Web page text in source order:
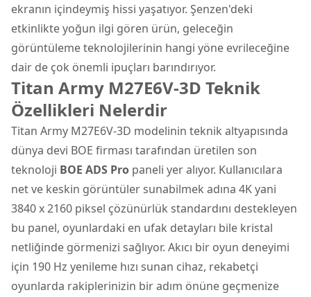
ekranın içindeymiş hissi yaşatıyor. Şenzen'deki
etkinlikte yoğun ilgi gören ürün, geleceğin
görüntüleme teknolojilerinin hangi yöne evrileceğine
dair de çok önemli ipuçları barındırıyor.
Titan Army M27E6V-3D Teknik
Özellikleri Nelerdir
Titan Army M27E6V-3D modelinin teknik altyapısında
dünya devi BOE firması tarafından üretilen son
teknoloji BOE ADS Pro paneli yer alıyor. Kullanıcılara
net ve keskin görüntüler sunabilmek adına 4K yani
3840 x 2160 piksel çözünürlük standardını destekleyen
bu panel, oyunlardaki en ufak detayları bile kristal
netliğinde görmenizi sağlıyor. Akıcı bir oyun deneyimi
için 190 Hz yenileme hızı sunan cihaz, rekabetçi
oyunlarda rakiplerinizin bir adım önüne geçmenize